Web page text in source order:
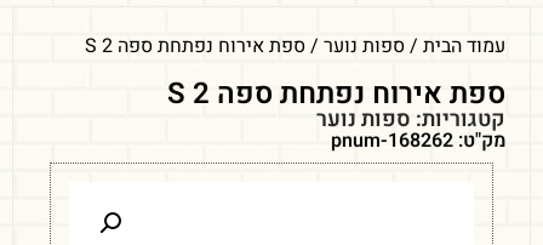
עמוד הבית /ספות נוער / ספת אירוח נפתחת ספה S 2
ספת אירוח נפתחת ספה S 2
קטגוריות: ספות נוער
מק"ט: pnum-168262